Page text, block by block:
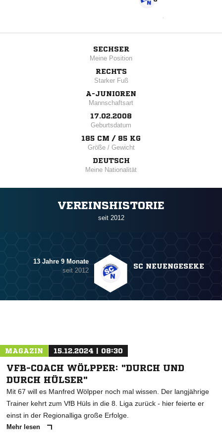
SECHSER
Meine Position
RECHTS
Starker Fuß
A-JUNIOREN
Mannschaftsart
17.02.2008
Geburtsdatum
185 CM / 85 KG
Größe / Gewicht
DEUTSCH
Meine Nationalität
VEREINSHISTORIE
seit 2012
13 Jahre 9 Monate
seit 2012
SC NEUENGESEKE
MAGAZIN 15.12.2024 | 08:30
VFB-COACH WÖLPPER: "DURCH UND
DURCH HÜLSER"
Mit 67 will es Manfred Wölpper noch mal wissen. Der langjährige
Trainer kehrt zum VfB Hüls in die 8. Liga zurück - hier feierte er
einst in der Regionalliga große Erfolge.
Mehr lesen